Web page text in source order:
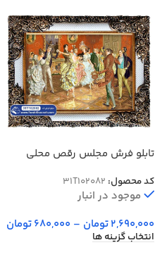
تابلو فرش مجلس رقص محلی
کد محصول: 31T102082
موجود در انبار
2,690,000تومان –
680,000تومان
انتخاب گزینه ها